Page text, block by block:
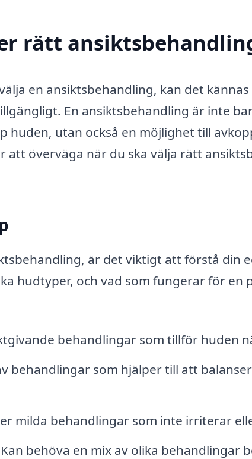
rätt
en ansiktsbehandling, kan det
En ansiktsbehandling är inte
huden, utan också en möjlighet till
att överväga när du ska välja rätt
är det viktigt att förstå din
hudtyper, och vad som fungerar för en
behandlingar som tillför huden
behandlingar som hjälper till att
milda behandlingar som inte irriterar
Kan behöva en mix av olika behandlingar